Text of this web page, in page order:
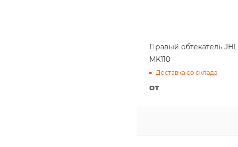
Правый обтекатель JHL
MK110
Доставка со склада
от